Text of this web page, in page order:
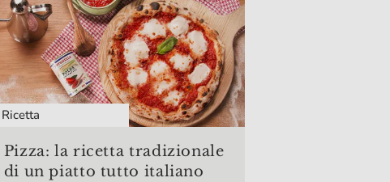
Ricetta
Pizza: la ricetta tradizionale
di un piatto tutto italiano